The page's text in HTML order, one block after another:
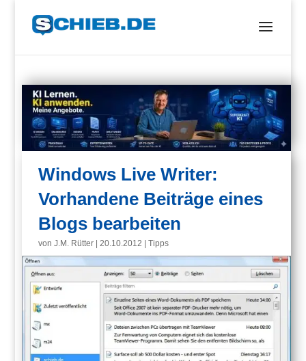
Windows Live Writer:
Vorhandene Beiträge eines
Blogs bearbeiten
vonJ.M. Rütter |20.10.2012 |Tipps